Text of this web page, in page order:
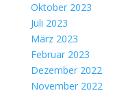
Oktober 2023
Juli 2023
März 2023
Februar 2023
Dezember 2022
November 2022